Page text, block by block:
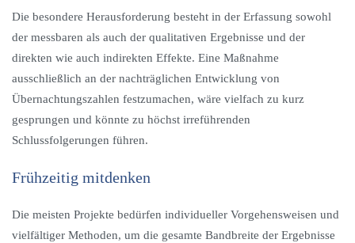
Die besondere Herausforderung besteht in der Erfassung sowohl
der messbaren als auch der qualitativen Ergebnisse und der
direkten wie auch indirekten Effekte. Eine Maßnahme
ausschließlich an der nachträglichen Entwicklung von
Übernachtungszahlen festzumachen, wäre vielfach zu kurz
gesprungen und könnte zu höchst irreführenden
Schlussfolgerungen führen.
Frühzeitig mitdenken
Die meisten Projekte bedürfen individueller Vorgehensweisen und
vielfältiger Methoden, um die gesamte Bandbreite der Ergebnisse